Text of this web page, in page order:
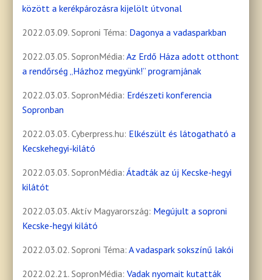
között a kerékpározásra kijelölt útvonal
2022.03.09. Soproni Téma: Dagonya a vadasparkban
2022.03.05. SopronMédia:Az Erdő Háza adott otthont
a rendőrség „Házhoz megyünk!” programjának
2022.03.03. SopronMédia: Erdészeti konferencia
Sopronban
2022.03.03. Cyberpress.hu: Elkészült és látogatható a
Kecskehegyi-kilátó
2022.03.03. SopronMédia:Átadták az új Kecske-hegyi
kilátót
2022.03.03. Aktív Magyarország: Megújult a soproni
Kecske-hegyi kilátó
2022.03.02. Soproni Téma:A vadaspark sokszínű lakói
2022.02.21. SopronMédia:Vadak nyomait kutatták